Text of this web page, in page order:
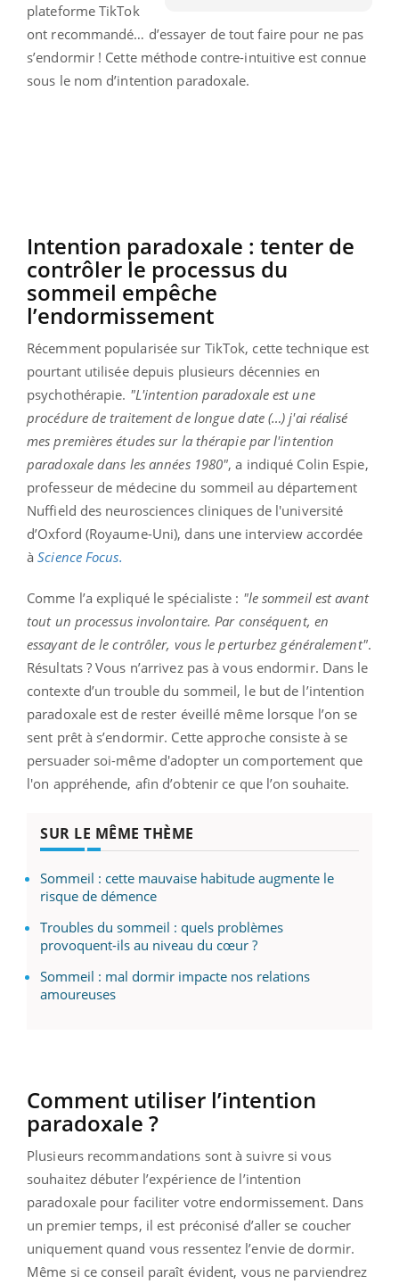
plateforme TikTok
ont recommandé… d’essayer de tout faire pour ne pas
s’endormir ! Cette méthode contre-intuitive est connue
sous le nom d’intention paradoxale.
Intention paradoxale : tenter de
contrôler le processus du
sommeil empêche
l’endormissement
Récemment popularisée sur TikTok, cette technique est
pourtant utilisée depuis plusieurs décennies en
psychothérapie. "L'intention paradoxale est une
procédure de traitement de longue date (…) j'ai réalisé
mes premières études sur la thérapie par l'intention
paradoxale dans les années 1980", a indiqué Colin Espie,
professeur de médecine du sommeil au département
Nuffield des neurosciences cliniques de l'université
d’Oxford (Royaume-Uni), dans une interview accordée
àScience Focus.
Comme l’a expliqué le spécialiste : "le sommeil est avant
tout un processus involontaire. Par conséquent, en
essayant de le contrôler, vous le perturbez généralement".
Résultats ? Vous n’arrivez pas à vous endormir. Dans le
contexte d’un trouble du sommeil, le but de l’intention
paradoxale est de rester éveillé même lorsque l’on se
sent prêt à s’endormir. Cette approche consiste à se
persuader soi-même d'adopter un comportement que
l'on appréhende, afin d’obtenir ce que l’on souhaite.
SUR LE MÊME THÈME
Sommeil : cette mauvaise habitude augmente le
risque de démence
Troubles du sommeil : quels problèmes
provoquent-ils au niveau du cœur ?
Sommeil : mal dormir impacte nos relations
amoureuses
Comment utiliser l’intention
paradoxale ?
Plusieurs recommandations sont à suivre si vous
souhaitez débuter l’expérience de l’intention
paradoxale pour faciliter votre endormissement. Dans
un premier temps, il est préconisé d’aller se coucher
uniquement quand vous ressentez l’envie de dormir.
Même si ce conseil paraît évident, vous ne parviendrez